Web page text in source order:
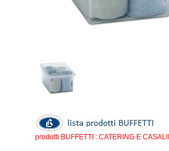
prodotti BUFFETTI : CATERING E